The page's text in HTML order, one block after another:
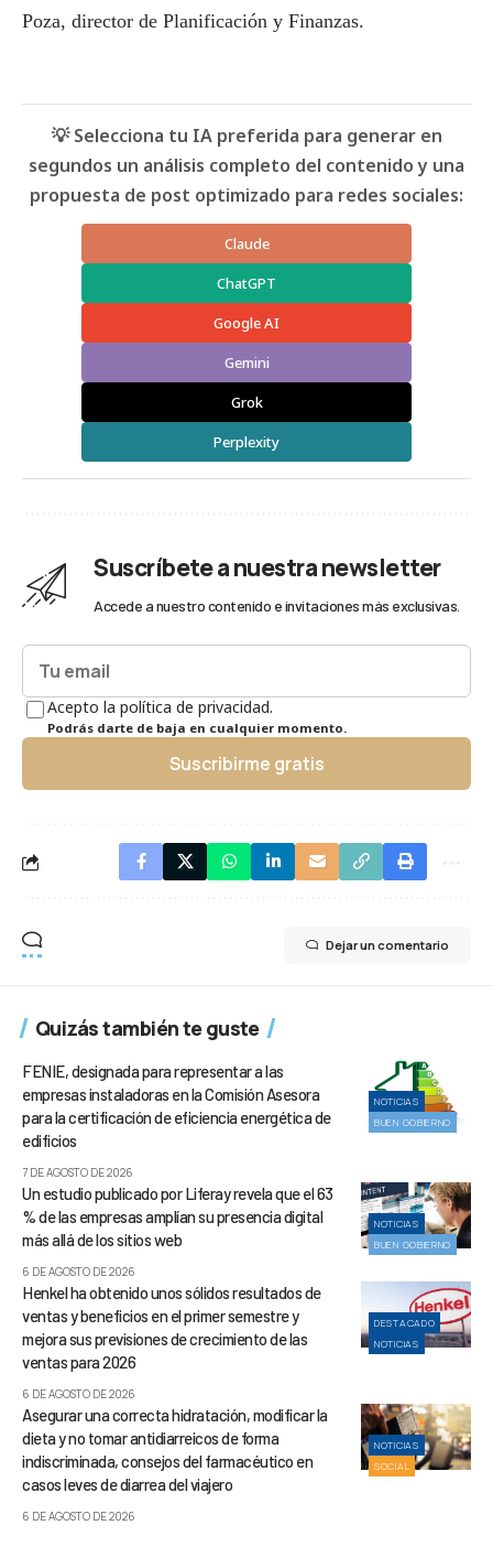
Poza, director de Planificación y Finanzas.
💡 Selecciona tu IA preferida para generar en
segundos un análisis completo del contenido y una
propuesta de post optimizado para redes sociales:
Claude
ChatGPT
Google AI
Gemini
Grok
Perplexity
Suscríbete a nuestra newsletter
Accede a nuestro contenido e invitaciones más exclusivas.
Acepto la política de privacidad.
Podrás darte de baja en cualquier momento.
Suscribirme gratis
Dejar un comentario
Quizás también te guste
NOTICIAS
BUEN GOBIERNO
FENIE, designada para representar a las
empresas instaladoras en la Comisión Asesora
para la certificación de eficiencia energética de
edificios
7 DE AGOSTO DE 2026
NOTICIAS
BUEN GOBIERNO
Un estudio publicado por Liferay revela que el 63
% de las empresas amplían su presencia digital
más allá de los sitios web
6 DE AGOSTO DE 2026
DESTACADO
NOTICIAS
Henkel ha obtenido unos sólidos resultados de
ventas y beneficios en el primer semestre y
mejora sus previsiones de crecimiento de las
ventas para 2026
6 DE AGOSTO DE 2026
NOTICIAS
SOCIAL
Asegurar una correcta hidratación, modificar la
dieta y no tomar antidiarreicos de forma
indiscriminada, consejos del farmacéutico en
casos leves de diarrea del viajero
6 DE AGOSTO DE 2026